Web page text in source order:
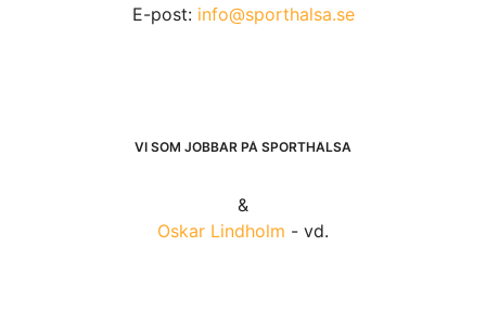
E-post: info@sporthalsa.se
VI SOM JOBBAR PÅ SPORTHÄLSA
&
Oskar Lindholm - vd.